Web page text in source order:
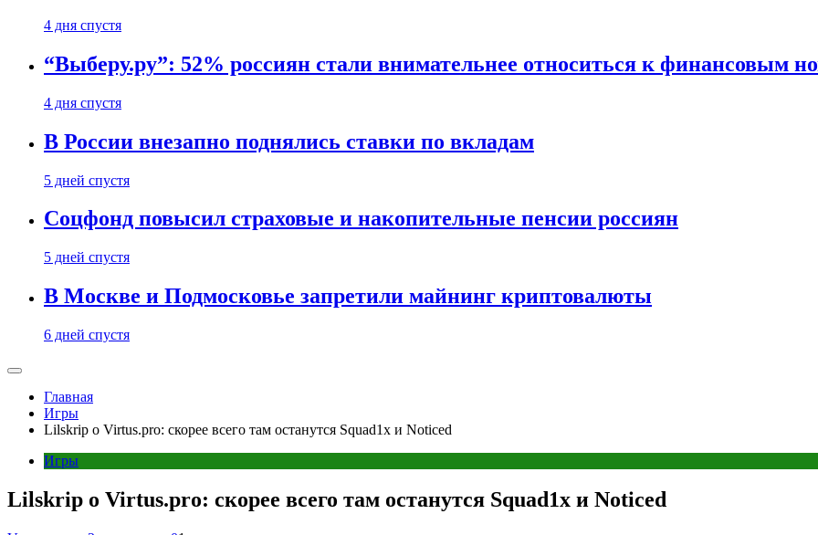
4 дня спустя
“Выберу.ру”: 52% россиян стали внимательнее относиться к финансовым
4 дня спустя
В России внезапно поднялись ставки по вкладам
5 дней спустя
Соцфонд повысил страховые и накопительные пенсии россиян
5 дней спустя
В Москве и Подмосковье запретили майнинг криптовалюты
6 дней спустя
Главная
Игры
Lilskrip о Virtus.pro: скорее всего там останутся Squad1x и Noticed
Игры
Lilskrip о Virtus.pro: скорее всего там останутся Squad1x и Noticed